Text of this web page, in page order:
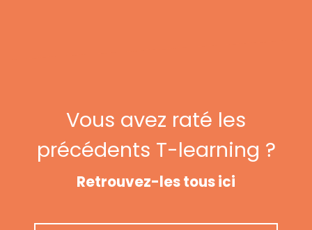
Vous avez raté les
précédents T-learning ?
Retrouvez-les tous ici